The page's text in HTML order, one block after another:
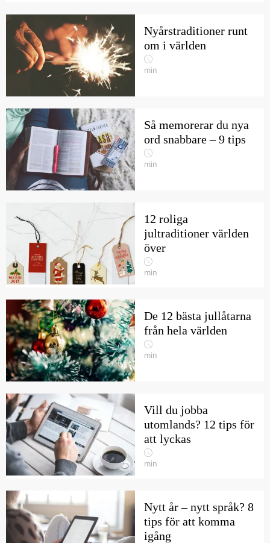
Nyårstraditioner runt
om i världen
min
Så memorerar du nya
ord snabbare – 9 tips
min
12 roliga
jultraditioner världen
över
min
De 12 bästa jullåtarna
från hela världen
min
Vill du jobba
utomlands? 12 tips för
att lyckas
min
Nytt år – nytt språk? 8
tips för att komma
igång